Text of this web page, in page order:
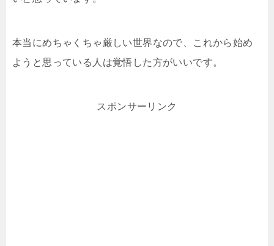
本当にめちゃくちゃ厳しい世界なので、これから始め
ようと思っている人は覚悟した方がいいです。
スポンサーリンク